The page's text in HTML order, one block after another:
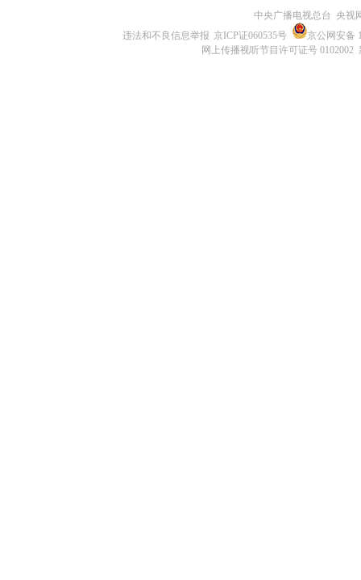
中央广播电视总台 央视
违法和不良信息举报 京ICP证060535号
京公网安备
网上传播视听节目许可证号 0102002